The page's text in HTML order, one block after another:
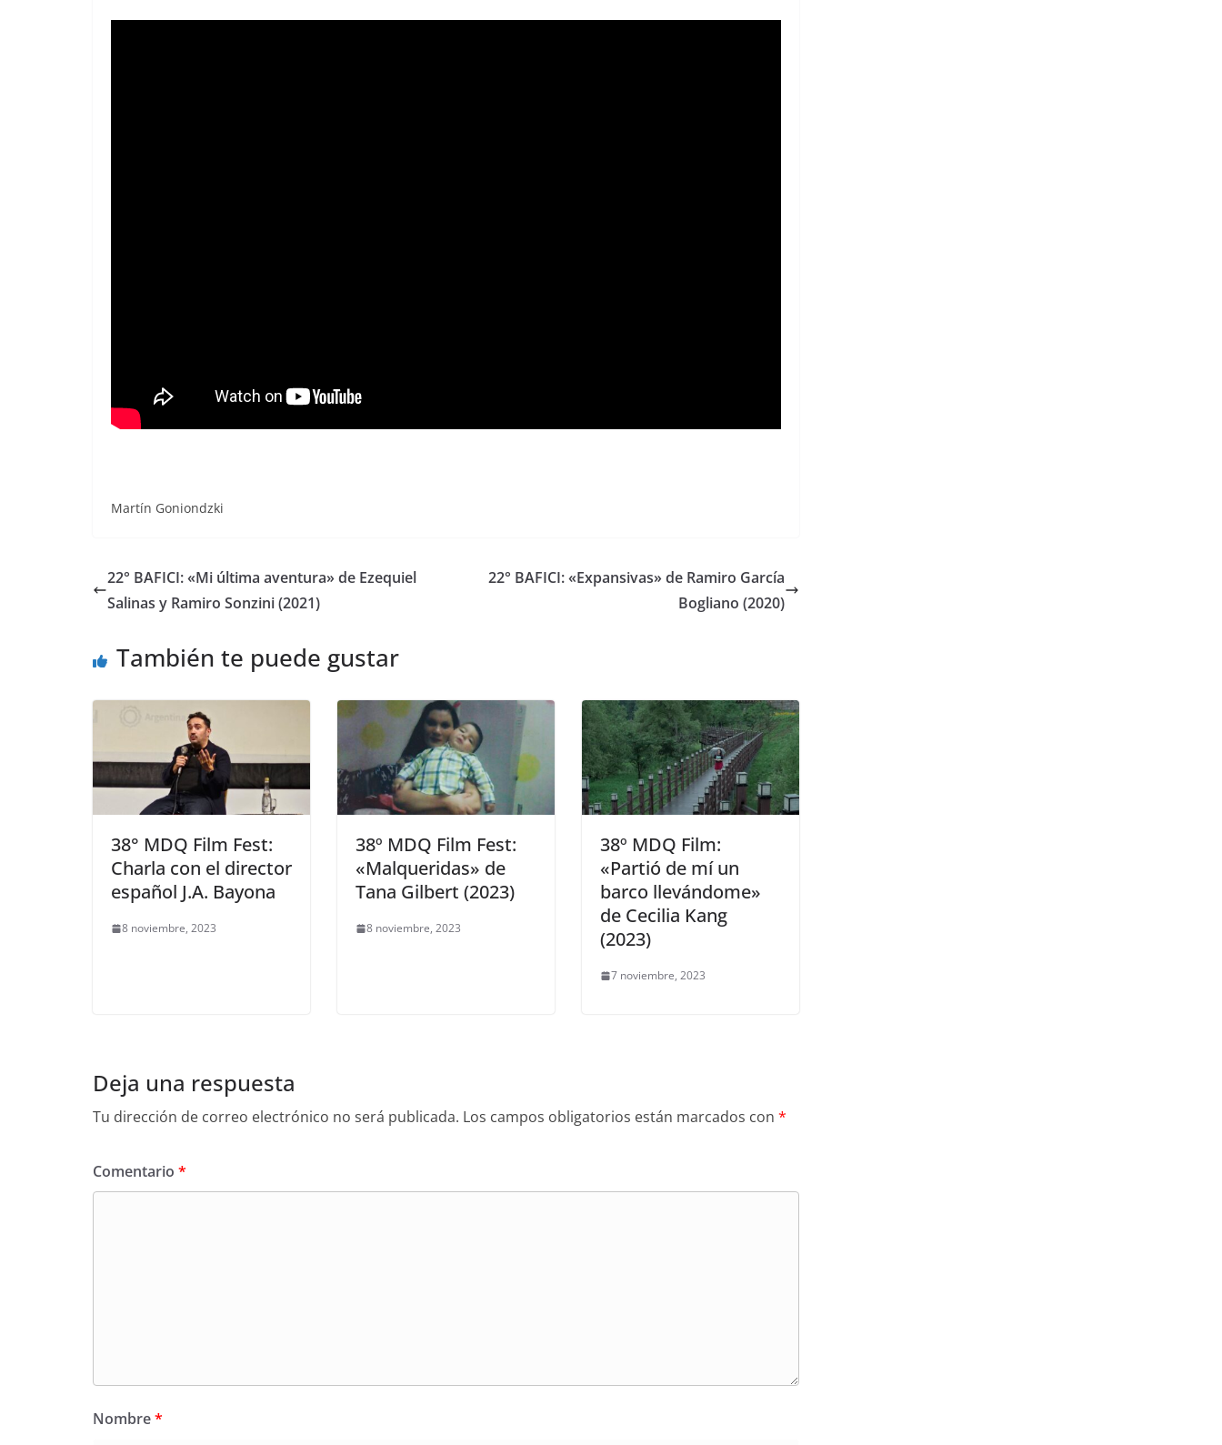
Martín Goniondzki
22° BAFICI: «Mi última aventura» de Ezequiel
Salinas y Ramiro Sonzini (2021)
22° BAFICI: «Expansivas» de Ramiro García
Bogliano (2020)
También te puede gustar
38° MDQ Film Fest:
Charla con el director
español J.A. Bayona
8 noviembre, 2023
38º MDQ Film Fest:
«Malqueridas» de
Tana Gilbert (2023)
8 noviembre, 2023
38º MDQ Film:
«Partió de mí un
barco llevándome»
de Cecilia Kang
(2023)
7 noviembre, 2023
Deja una respuesta
Tu dirección de correo electrónico no será publicada. Los campos obligatorios están marcados con *
Comentario *
Nombre*